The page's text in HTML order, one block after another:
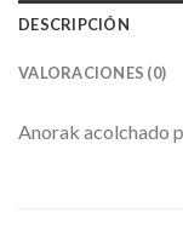
DESCRIPCIÓN
VALORACIONES (0)
Anorak acolchado